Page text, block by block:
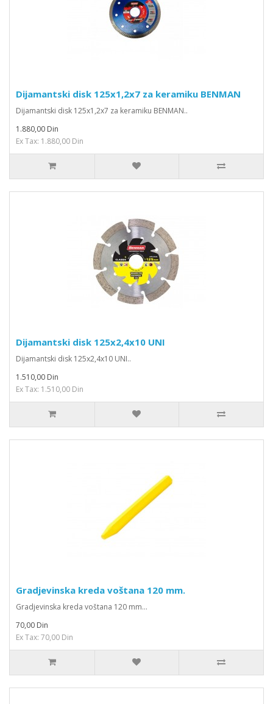
Dijamantski disk 125x1,2x7 za keramiku BENMAN
Dijamantski disk 125x1,2x7 za keramiku BENMAN..
1.880,00 Din
Ex Tax: 1.880,00 Din
Dijamantski disk 125x2,4x10 UNI
Dijamantski disk 125x2,4x10 UNI..
1.510,00 Din
Ex Tax: 1.510,00 Din
Gradjevinska kreda voštana 120 mm.
Gradjevinska kreda voštana 120 mm...
70,00 Din
Ex Tax: 70,00 Din